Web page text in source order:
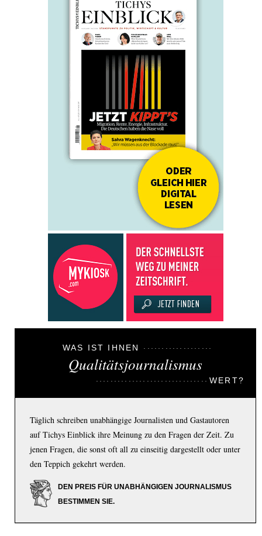
WAS IST IHNEN
Qualitätsjournalismus
WERT?
Täglich schreiben unabhängige Journalisten und Gastautoren
auf Tichys Einblick ihre Meinung zu den Fragen der Zeit. Zu
jenen Fragen, die sonst oft all zu einseitig dargestellt oder unter
den Teppich gekehrt werden.
DEN PREIS FÜR UNABHÄNGIGEN JOURNALISMUS
BESTIMMEN SIE.